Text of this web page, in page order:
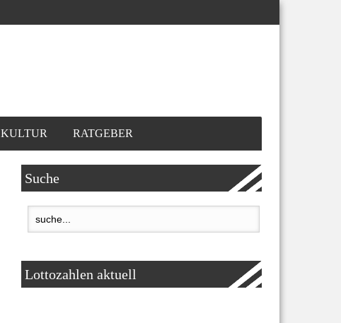
KULTUR RATGEBER
Suche
Lottozahlen aktuell